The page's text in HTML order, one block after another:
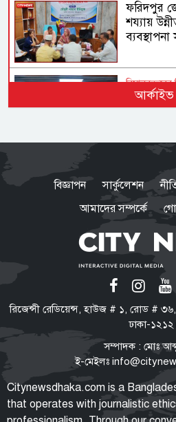
ফরিদপুর
শয্যায়
বিমানবন্দরের
ভিআইপি
দেওয়ার
যা বললেন
মারো না কেন
ওবায়দুল
তনু হত্যা
সাবেক
নির্দেশ
বাংলাদেশে
হয়:
এই
আর্কাইভ
বিজ্ঞাপন সার্কুলেশন
আমাদের সম্পর্কে
রিজেন্সী রেডিয়েন্স, হাউজ # ১, রোড #
ঢাকা-
সম্পাদক : মোঃ
ই-মেইলঃ
Citynewsdhaka.com is a
that operates with journalistic